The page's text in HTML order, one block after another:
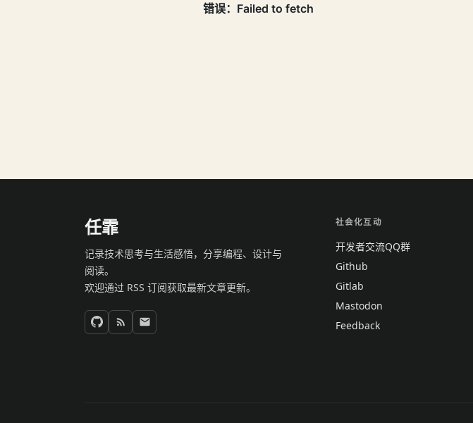
任霏
记录技术思考与生活感悟，分享编程、设计与
阅读。
欢迎通过 RSS 订阅获取最新文章更新。
社会化互动
开发者交流QQ群
Github
Gitlab
Mastodon
Feedback